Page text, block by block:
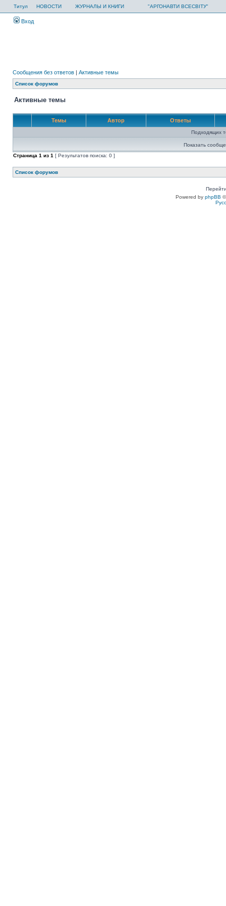
Титул НОВОСТИ ЖУРНАЛЫ И КНИГИ "АРГОНАВТИ ВСЕСВІТУ"
Вход
Сообщения без ответов | Активные темы
Список форумов
Активные темы
Темы Автор Ответы
Подходящих
Показать
Страница 1 из 1 [ Результатов поиска: 0 ]
Список форумов
Powered by phpBB